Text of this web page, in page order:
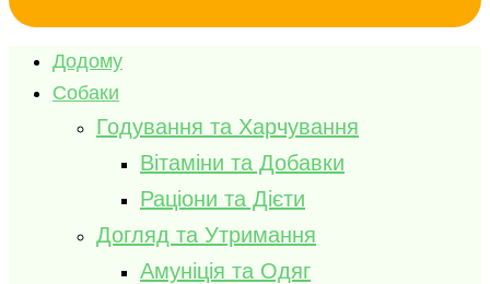
Додому
Собаки
Годування та Харчування
Вітаміни та Добавки
Раціони та Дієти
Догляд та Утримання
Амуніція та Одяг